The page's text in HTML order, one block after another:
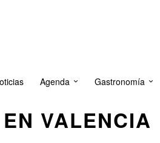
Agenda Gastronomía
VALENCIA